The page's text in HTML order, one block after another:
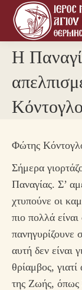
Η
Φώτης
Σήμερα
Παναγίας. Σ’
χτυπούνε οι
πιο πολλά
αυτή δεν είναι
θρίαμβος,
της Ζωής, όπως